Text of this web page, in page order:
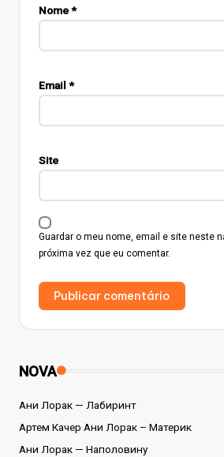
Nome*
Email *
Site
Guardar o meu nome, email e site neste
próxima vez que eu comentar.
NOVA
Ани Лорак — Лабиринт
Артем Качер Ани Лорак – Материк
Ани Лорак — Наполовину